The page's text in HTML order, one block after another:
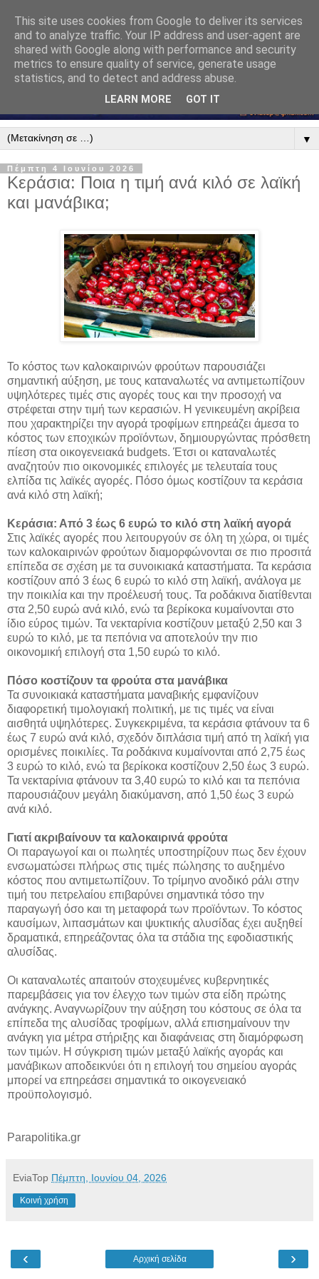
▼
Πέμπτη 4 Ιουνίου 2026
Κεράσια: Ποια η τιμή ανά κιλό σε λαϊκή
και μανάβικα;
Το κόστος των καλοκαιρινών φρούτων παρουσιάζει
σημαντική αύξηση, με τους καταναλωτές να αντιμετωπίζουν
υψηλότερες τιμές στις αγορές τους και την προσοχή να
στρέφεται στην τιμή των κερασιών. Η γενικευμένη ακρίβεια
που χαρακτηρίζει την αγορά τροφίμων επηρεάζει άμεσα το
κόστος των εποχικών προϊόντων, δημιουργώντας πρόσθετη
πίεση στα οικογενειακά budgets. Έτσι οι καταναλωτές
αναζητούν πιο οικονομικές επιλογές με τελευταία τους
ελπίδα τις λαϊκές αγορές. Πόσο όμως κοστίζουν τα κεράσια
ανά κιλό στη λαϊκή;
Κεράσια: Από 3 έως 6 ευρώ το κιλό στη λαϊκή αγορά
Στις λαϊκές αγορές που λειτουργούν σε όλη τη χώρα, οι τιμές
των καλοκαιρινών φρούτων διαμορφώνονται σε πιο προσιτά
επίπεδα σε σχέση με τα συνοικιακά καταστήματα. Τα κεράσια
κοστίζουν από 3 έως 6 ευρώ το κιλό στη λαϊκή, ανάλογα με
την ποικιλία και την προέλευσή τους. Τα ροδάκινα διατίθενται
στα 2,50 ευρώ ανά κιλό, ενώ τα βερίκοκα κυμαίνονται στο
ίδιο εύρος τιμών. Τα νεκταρίνια κοστίζουν μεταξύ 2,50 και 3
ευρώ το κιλό, με τα πεπόνια να αποτελούν την πιο
οικονομική επιλογή στα 1,50 ευρώ το κιλό.
Πόσο κοστίζουν τα φρούτα στα μανάβικα
Τα συνοικιακά καταστήματα μαναβικής εμφανίζουν
διαφορετική τιμολογιακή πολιτική, με τις τιμές να είναι
αισθητά υψηλότερες. Συγκεκριμένα, τα κεράσια φτάνουν τα 6
έως 7 ευρώ ανά κιλό, σχεδόν διπλάσια τιμή από τη λαϊκή για
ορισμένες ποικιλίες. Τα ροδάκινα κυμαίνονται από 2,75 έως
3 ευρώ το κιλό, ενώ τα βερίκοκα κοστίζουν 2,50 έως 3 ευρώ.
Τα νεκταρίνια φτάνουν τα 3,40 ευρώ το κιλό και τα πεπόνια
παρουσιάζουν μεγάλη διακύμανση, από 1,50 έως 3 ευρώ
ανά κιλό.
Γιατί ακριβαίνουν τα καλοκαιρινά φρούτα
Οι παραγωγοί και οι πωλητές υποστηρίζουν πως δεν έχουν
ενσωματώσει πλήρως στις τιμές πώλησης το αυξημένο
κόστος που αντιμετωπίζουν. Το τρίμηνο ανοδικό ράλι στην
τιμή του πετρελαίου επιβαρύνει σημαντικά τόσο την
παραγωγή όσο και τη μεταφορά των προϊόντων. Το κόστος
καυσίμων, λιπασμάτων και ψυκτικής αλυσίδας έχει αυξηθεί
δραματικά, επηρεάζοντας όλα τα στάδια της εφοδιαστικής
αλυσίδας.
Οι καταναλωτές απαιτούν στοχευμένες κυβερνητικές
παρεμβάσεις για τον έλεγχο των τιμών στα είδη πρώτης
ανάγκης. Αναγνωρίζουν την αύξηση του κόστους σε όλα τα
επίπεδα της αλυσίδας τροφίμων, αλλά επισημαίνουν την
ανάγκη για μέτρα στήριξης και διαφάνειας στη διαμόρφωση
των τιμών. Η σύγκριση τιμών μεταξύ λαϊκής αγοράς και
μανάβικων αποδεικνύει ότι η επιλογή του σημείου αγοράς
μπορεί να επηρεάσει σημαντικά το οικογενειακό
προϋπολογισμό.
Parapolitika.gr
EviaTop Πέμπτη, Ιουνίου 04, 2026
Κοινή χρήση
‹ ›
Αρχική σελίδα
This site uses cookies from Google to deliver its services
and to analyze traffic. Your IP address and user-agent are
shared with Google along with performance and security
metrics to ensure quality of service, generate usage
statistics, and to detect and address abuse.
LEARN MORE GOT IT